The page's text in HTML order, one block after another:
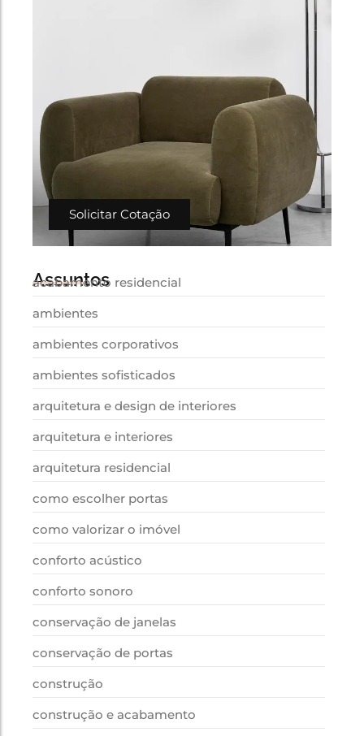
Solicitar Cotação
Assuntos
acabamento residencial
ambientes
ambientes corporativos
ambientes sofisticados
arquitetura e design de interiores
arquitetura e interiores
arquitetura residencial
como escolher portas
como valorizar o imóvel
conforto acústico
conforto sonoro
conservação de janelas
conservação de portas
construção
construção e acabamento